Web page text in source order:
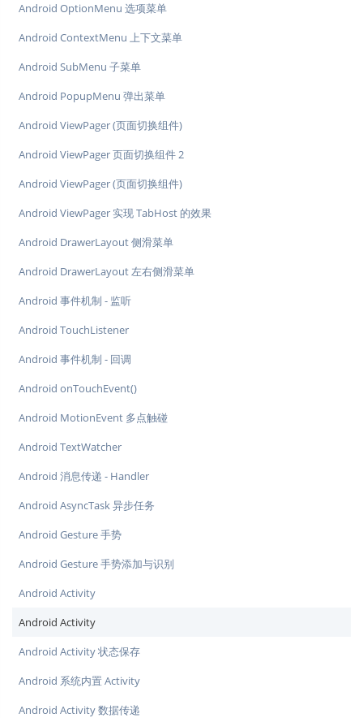
Android OptionMenu 选项菜单
Android ContextMenu 上下文菜单
Android SubMenu 子菜单
Android PopupMenu 弹出菜单
Android ViewPager (页面切换组件)
Android ViewPager 页面切换组件 2
Android ViewPager (页面切换组件)
Android ViewPager 实现 TabHost 的效果
Android DrawerLayout 侧滑菜单
Android DrawerLayout 左右侧滑菜单
Android 事件机制 - 监听
Android TouchListener
Android 事件机制 - 回调
Android onTouchEvent()
Android MotionEvent 多点触碰
Android TextWatcher
Android 消息传递 - Handler
Android AsyncTask 异步任务
Android Gesture 手势
Android Gesture 手势添加与识别
Android Activity
Android Activity
Android Activity 状态保存
Android 系统内置 Activity
Android Activity 数据传递